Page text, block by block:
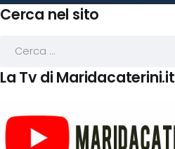
Cerca nel sito
La Tv di Maridacaterini.it